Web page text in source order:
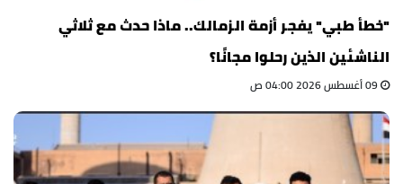
"خطأ طبي" يفجر أزمة الزمالك.. ماذا حدث مع ثلاثي
الناشئين الذين رحلوا مجانًا؟